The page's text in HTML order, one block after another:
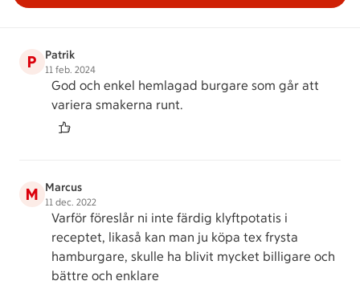
P Patrik
11 feb. 2024
God och enkel hemlagad burgare som går att
variera smakerna runt.
M Marcus
11 dec. 2022
Varför föreslår ni inte färdig klyftpotatis i
receptet, likaså kan man ju köpa tex frysta
hamburgare, skulle ha blivit mycket billigare och
bättre och enklare